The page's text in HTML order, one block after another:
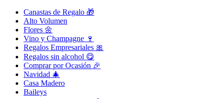
Canastas de Regalo 🎁
Alto Volumen
Flores 🌼
Vino y Champagne 🍷
Regalos Empresariales 🎀
Regalos sin alcohol 😋
Comprar por Ocasión 🎉
Navidad 🎄
Casa Madero
Baileys